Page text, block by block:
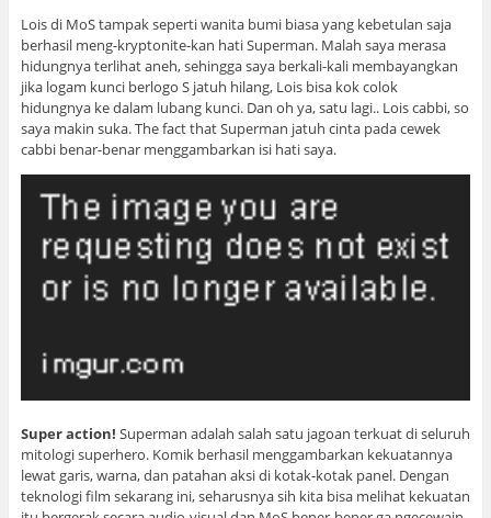
Lois di MoS tampak seperti wanita bumi biasa yang kebetulan saja
berhasil meng-kryptonite-kan hati Superman. Malah saya merasa
hidungnya terlihat aneh, sehingga saya berkali-kali membayangkan
jika logam kunci berlogo S jatuh hilang, Lois bisa kok colok
hidungnya ke dalam lubang kunci. Dan oh ya, satu lagi.. Lois cabbi, so
saya makin suka. The fact that Superman jatuh cinta pada cewek
cabbi benar-benar menggambarkan isi hati saya.
Super action! Superman adalah salah satu jagoan terkuat di seluruh
mitologi superhero. Komik berhasil menggambarkan kekuatannya
lewat garis, warna, dan patahan aksi di kotak-kotak panel. Dengan
teknologi film sekarang ini, seharusnya sih kita bisa melihat kekuatan